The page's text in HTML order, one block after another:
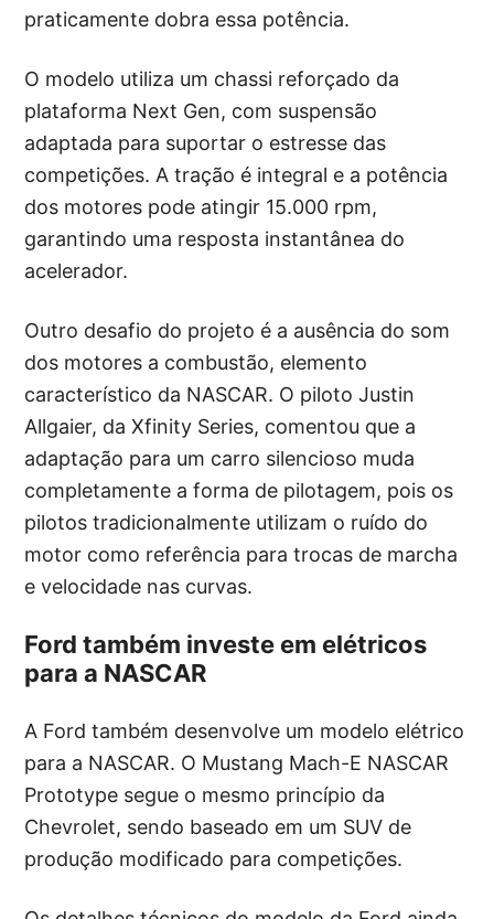
praticamente dobra essa potência.
O modelo utiliza um chassi reforçado da
plataforma Next Gen, com suspensão
adaptada para suportar o estresse das
competições. A tração é integral e a potência
dos motores pode atingir 15.000 rpm,
garantindo uma resposta instantânea do
acelerador.
Outro desafio do projeto é a ausência do som
dos motores a combustão, elemento
característico da NASCAR. O piloto Justin
Allgaier, da Xfinity Series, comentou que a
adaptação para um carro silencioso muda
completamente a forma de pilotagem, pois os
pilotos tradicionalmente utilizam o ruído do
motor como referência para trocas de marcha
e velocidade nas curvas.
Ford também investe em elétricos
para a NASCAR
A Ford também desenvolve um modelo elétrico
para a NASCAR. O Mustang Mach-E NASCAR
Prototype segue o mesmo princípio da
Chevrolet, sendo baseado em um SUV de
produção modificado para competições.